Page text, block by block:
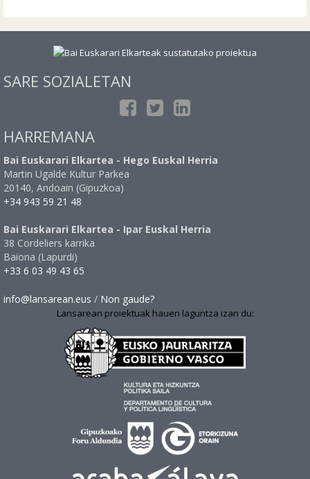
SARE SOZIALETAN
HARREMANA
Bai Euskarari Elkartea - Hego Euskal Herria
Martin Ugalde Kultur Parkea
20140, Andoain (Gipuzkoa)
+34 943 59 21 48
Bai Euskarari Elkartea - Ipar Euskal Herria
38 Cordeliers karrika
Baiona (Lapurdi)
+33 6 03 49 43 65
info@lansarean.eus / Non gaude?
Lansarean proiektuak hauen laguntza izan du: